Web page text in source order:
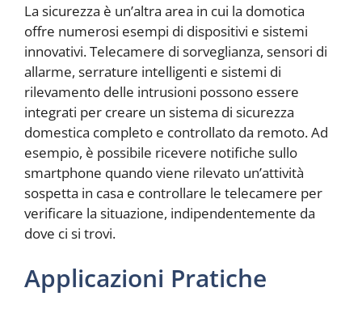
La sicurezza è un’altra area in cui la domotica
offre numerosi esempi di dispositivi e sistemi
innovativi. Telecamere di sorveglianza, sensori di
allarme, serrature intelligenti e sistemi di
rilevamento delle intrusioni possono essere
integrati per creare un sistema di sicurezza
domestica completo e controllato da remoto. Ad
esempio, è possibile ricevere notifiche sullo
smartphone quando viene rilevato un’attività
sospetta in casa e controllare le telecamere per
verificare la situazione, indipendentemente da
dove ci si trovi.
Applicazioni Pratiche